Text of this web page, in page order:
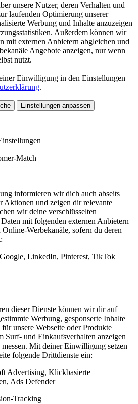
unsere Nutzer, deren Verhalten und
laufenden Optimierung unserer
Werbung und Inhalte anzuzeigen
Außerdem können wir
mit externen Anbietern abgleichen und
Angebote anzeigen, nur wenn
nutzt.
Einwilligung in den Einstellungen
.
Einstellungen anpassen
Match
informieren wir dich auch abseits
Aktionen und zeigen dir relevante
wir deine verschlüsselten
mit folgenden externen Anbietern
Online-Werbekanäle, sofern du deren
LinkedIn, Pinterest, TikTok
dieser Dienste können wir dir auf
Werbung, gesponserte Inhalte
unsere Webseite oder Produkte
Surf- und Einkaufsverhalten anzeigen
Mit deiner Einwilligung setzen
folgende Drittdienste ein:
Advertising, Klickbasierte
Ads Defender
Tracking